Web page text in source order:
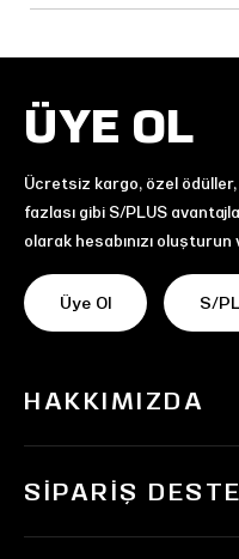
ÜYE OL
Ücretsiz kargo, özel
fazlası gibi S/PLUS
olarak hesabınızı oluşturun
Üye Ol S/
HAKKIMIZDA
SIPARIŞ